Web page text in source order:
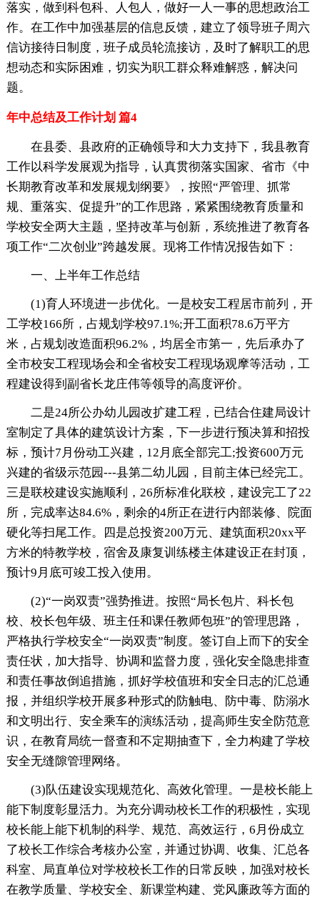
落实，做到科包科、人包人，做好一人一事的思想政治工
作。在工作中加强基层的信息反馈，建立了领导班子周六
信访接待日制度，班子成员轮流接访，及时了解职工的思
想动态和实际困难，切实为职工群众释难解惑，解决问
题。
年中总结及工作计划 篇4
在县委、县政府的正确领导和大力支持下，我县教育
工作以科学发展观为指导，认真贯彻落实国家、省市《中
长期教育改革和发展规划纲要》，按照“严管理、抓常
规、重落实、促提升”的工作思路，紧紧围绕教育质量和
学校安全两大主题，坚持改革与创新，系统推进了教育各
项工作“二次创业”跨越发展。现将工作情况报告如下：
一、上半年工作总结
(1)育人环境进一步优化。一是校安工程居市前列，开
工学校166所，占规划学校97.1%;开工面积78.6万平方
米，占规划改造面积96.2%，均居全市第一，先后承办了
全市校安工程现场会和全省校安工程现场观摩等活动，工
程建设得到副省长龙庄伟等领导的高度评价。
二是24所公办幼儿园改扩建工程，已结合住建局设计
室制定了具体的建筑设计方案，下一步进行预决算和招投
标，预计7月份动工兴建，12月底全部完工;投资600万元
兴建的省级示范园---县第二幼儿园，目前主体已经完工。
三是联校建设实施顺利，26所标准化联校，建设完工了22
所，完成率达84.6%，剩余的4所正在进行内部装修、院面
硬化等扫尾工作。四是总投资200万元、建筑面积20xx平
方米的特教学校，宿舍及康复训练楼主体建设正在封顶，
预计9月底可竣工投入使用。
(2)“一岗双责”强势推进。按照“局长包片、科长包
校、校长包年级、班主任和课任教师包班”的管理思路，
严格执行学校安全“一岗双责”制度。签订自上而下的安全
责任状，加大指导、协调和监督力度，强化安全隐患排查
和责任事故倒追措施，抓好学校值班和安全日志的汇总通
报，并组织学校开展多种形式的防触电、防中毒、防溺水
和文明出行、安全乘车的演练活动，提高师生安全防范意
识，在教育局统一督查和不定期抽查下，全力构建了学校
安全无缝隙管理网络。
(3)队伍建设实现规范化、高效化管理。一是校长能上
能下制度彰显活力。为充分调动校长工作的积极性，实现
校长能上能下机制的科学、规范、高效运行，6月份成立
了校长工作综合考核办公室，并通过协调、收集、汇总各
科室、局直单位对学校校长工作的日常反映，加强对校长
在教学质量、学校安全、新课堂构建、党风廉政等方面的